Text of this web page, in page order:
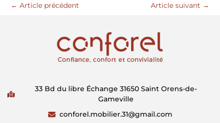
← Article précédent Article suivant →
33 Bd du libre Échange 31650 Saint Orens-de-
Gameville
conforel.mobilier.31@gmail.com